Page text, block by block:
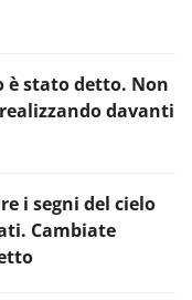
è stato detto. Non
davanti
i segni del cielo
Cambiate